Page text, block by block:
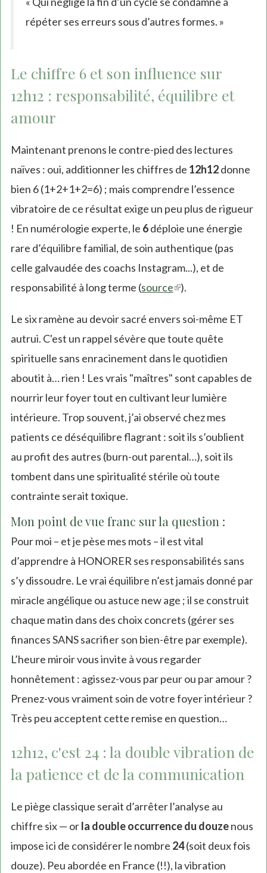
répéter ses erreurs sous d’autres formes. »
Le chiffre 6 et son influence sur
12h12 : responsabilité, équilibre et
amour
Maintenant prenons le contre-pied des lectures
naïves : oui, additionner les chiffres de 12h12donne
bien 6 (1+2+1+2=6) ; mais comprendre l’essence
vibratoire de ce résultat exige un peu plus de rigueur
! En numérologie experte, le 6déploie une énergie
rare d’équilibre familial, de soin authentique (pas
celle galvaudée des coachs Instagram...), et de
responsabilité à long terme (source(link
external)
).
Le six ramène au devoir sacré envers soi-même ET
autrui. C'est un rappel sévère que toute quête
spirituelle sans enracinement dans le quotidien
aboutit à… rien ! Les vrais "maîtres" sont capables de
nourrir leur foyer tout en cultivant leur lumière
intérieure. Trop souvent, j’ai observé chez mes
patients ce déséquilibre flagrant : soit ils s’oublient
au profit des autres (burn-out parental…), soit ils
tombent dans une spiritualité stérile où toute
contrainte serait toxique.
Mon point de vue franc sur la question :
Pour moi – et je pèse mes mots – il est vital
d’apprendre à HONORER ses responsabilités sans
s’y dissoudre. Le vrai équilibre n’est jamais donné par
miracle angélique ou astuce new age ; il se construit
chaque matin dans des choix concrets (gérer ses
finances SANS sacrifier son bien-être par exemple).
L’heure miroir vous invite à vous regarder
honnêtement : agissez-vous par peur ou par amour ?
Prenez-vous vraiment soin de votre foyer intérieur ?
Très peu acceptent cette remise en question…
12h12, c'est 24 : la double vibration de
la patience et de la communication
Le piège classique serait d’arrêter l’analyse au
chiffre six — orla double occurrence du douzenous
impose ici de considérer le nombre 24(soit deux fois
douze). Peu abordée en France (!!), la vibration